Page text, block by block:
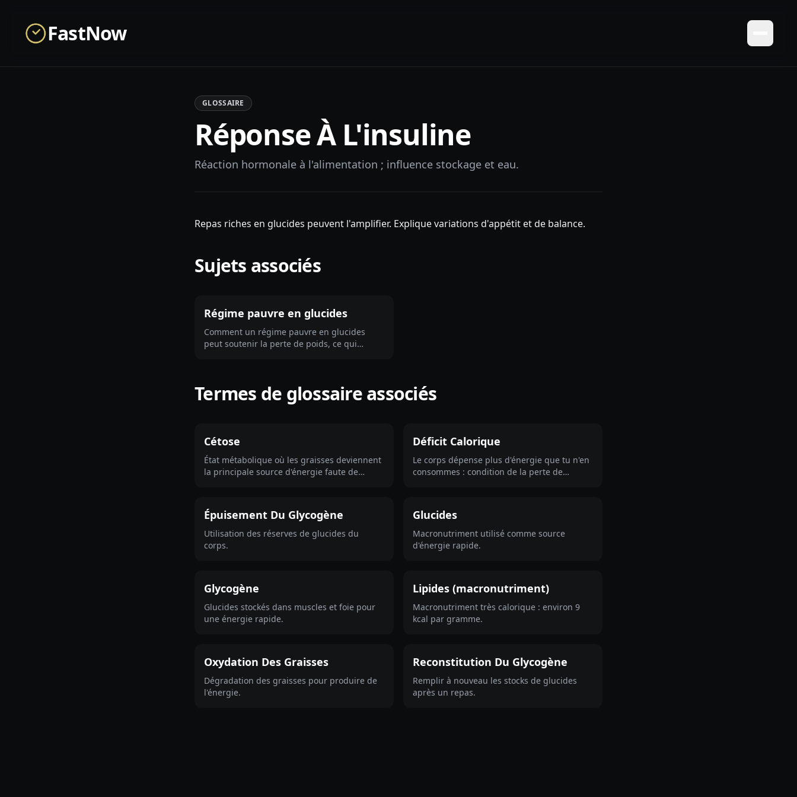
FastNow
GLOSSAIRE
Réponse À L'insuline
Réaction hormonale à l'alimentation ; influence stockage et eau.
Repas riches en glucides peuvent l'amplifier. Explique variations d'appétit et de balance.
Sujets associés
Régime pauvre en glucides
Comment un régime pauvre en glucides
peut soutenir la perte de poids, ce qui
Termes de glossaire associés
Cétose
État métabolique où les graisses deviennent
la principale source d'énergie faute de
Déficit Calorique
Le corps dépense plus d'énergie que tu n'en
consommes : condition de la perte de
Épuisement Du Glycogène
Utilisation des réserves de glucides du
corps.
Glucides
Macronutriment utilisé comme source
d'énergie rapide.
Glycogène
Glucides stockés dans muscles et foie pour
une énergie rapide.
Lipides (macronutriment)
Macronutriment très calorique : environ 9
kcal par gramme.
Oxydation Des Graisses
Dégradation des graisses pour produire de
l'énergie.
Reconstitution Du Glycogène
Remplir à nouveau les stocks de glucides
après un repas.